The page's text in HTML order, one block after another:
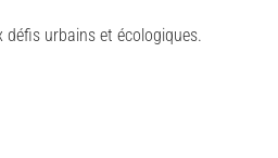
urbains et écologiques.